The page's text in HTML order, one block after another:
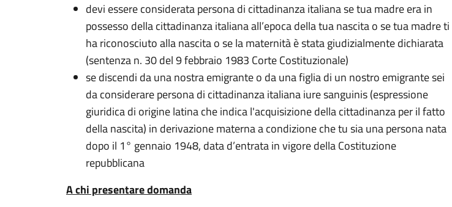
devi essere considerata persona di cittadinanza italiana se tua madre era in
possesso della cittadinanza italiana all’epoca della tua nascita o se tua madre ti
ha riconosciuto alla nascita o se la maternità è stata giudizialmente dichiarata
(sentenza n. 30 del 9 febbraio 1983 Corte Costituzionale)
se discendi da una nostra emigrante o da una figlia di un nostro emigrante sei
da considerare persona di cittadinanza italiana iure sanguinis (espressione
giuridica di origine latina che indica l'acquisizione della cittadinanza per il fatto
della nascita) in derivazione materna a condizione che tu sia una persona nata
dopo il 1° gennaio 1948, data d’entrata in vigore della Costituzione
repubblicana
A chi presentare domanda